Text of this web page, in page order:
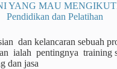
YANG MAU
Pendidikan dan Pelatihan
dan kelancaran sebuah
ialah pentingnya training
dan jasa